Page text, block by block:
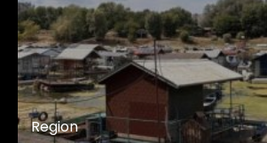
Region